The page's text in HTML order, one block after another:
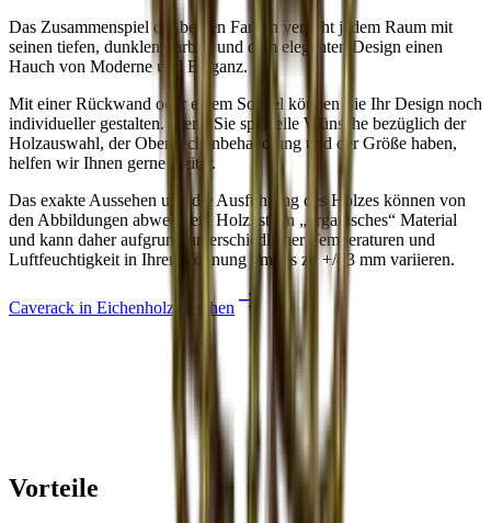
Das Zusammenspiel der beiden Farben verleiht jedem Raum mit
seinen tiefen, dunklen Farben und dem eleganten Design einen
Hauch von Moderne und Eleganz.
Mit einer Rückwand oder einem Sockel können Sie Ihr Design noch
individueller gestalten. Wenn Sie spezielle Wünsche bezüglich der
Holzauswahl, der Oberflächenbehandlung und der Größe haben,
helfen wir Ihnen gerne weiter.
Das exakte Aussehen und die Ausführung des Holzes können von
den Abbildungen abweichen. Holz ist ein „organisches“ Material
und kann daher aufgrund unterschiedlicher Temperaturen und
Luftfeuchtigkeit in Ihrer Wohnung um bis zu +/- 3 mm variieren.
Caverack in Eichenholz ansehen
Vorteile